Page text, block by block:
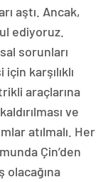
aştı. Ancak,
ediyoruz.
sorunları
karşılıklı
araçlarına
ve
atılmalı. Her
Çin’den
olacağına